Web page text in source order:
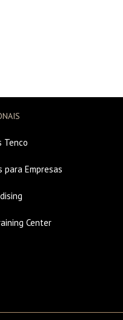
Tenco
para Empresas
Center